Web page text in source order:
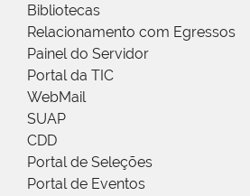
Bibliotecas
Relacionamento com Egressos
Painel do Servidor
Portal da TIC
WebMail
SUAP
CDD
Portal de Seleções
Portal de Eventos